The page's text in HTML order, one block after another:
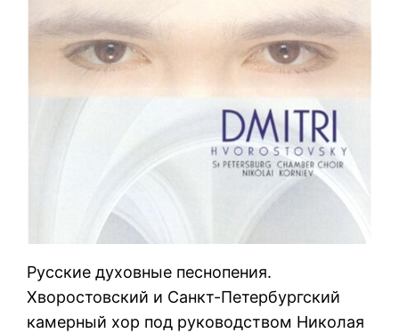
Русские духовные песнопения.
Хворостовский и Санкт-Петербургский
камерный хор под руководством Николая